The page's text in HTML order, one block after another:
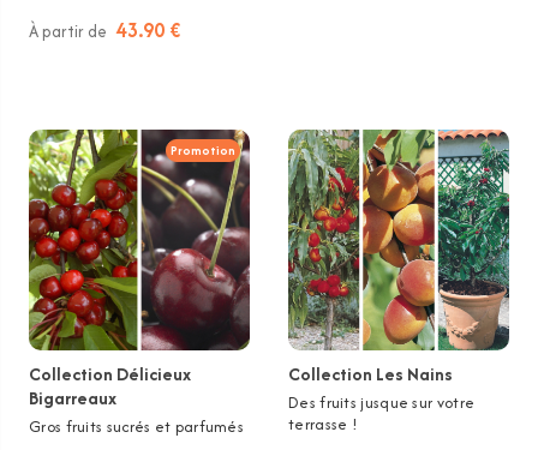
À partir de 43.90 €
Promotion
Collection Délicieux
Bigarreaux
Gros fruits sucrés et parfumés
Collection Les Nains
Des fruits jusque sur votre
terrasse !